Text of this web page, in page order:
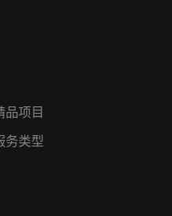
品项目
务类型